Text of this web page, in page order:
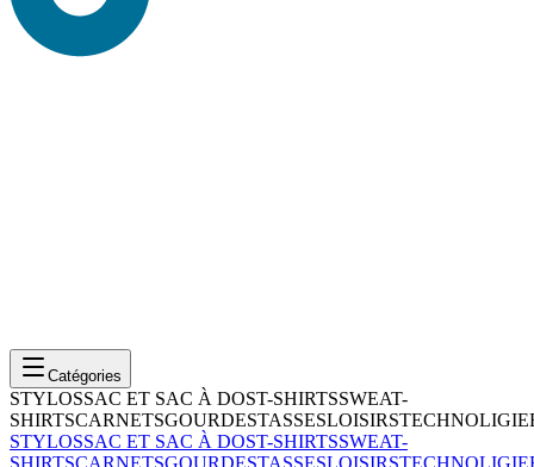
Catégories
STYLOSSAC ET SAC À DOST-SHIRTSSWEAT-
SHIRTSCARNETSGOURDESTASSESLOISIRSTECHNOLIGIE
STYLOSSAC ET SAC À DOST-SHIRTSSWEAT-
SHIRTSCARNETSGOURDESTASSESLOISIRSTECHNOLIGIE